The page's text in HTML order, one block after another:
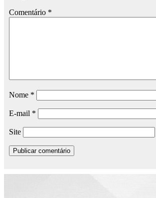
Comentário *
Nome *
E-mail *
Site